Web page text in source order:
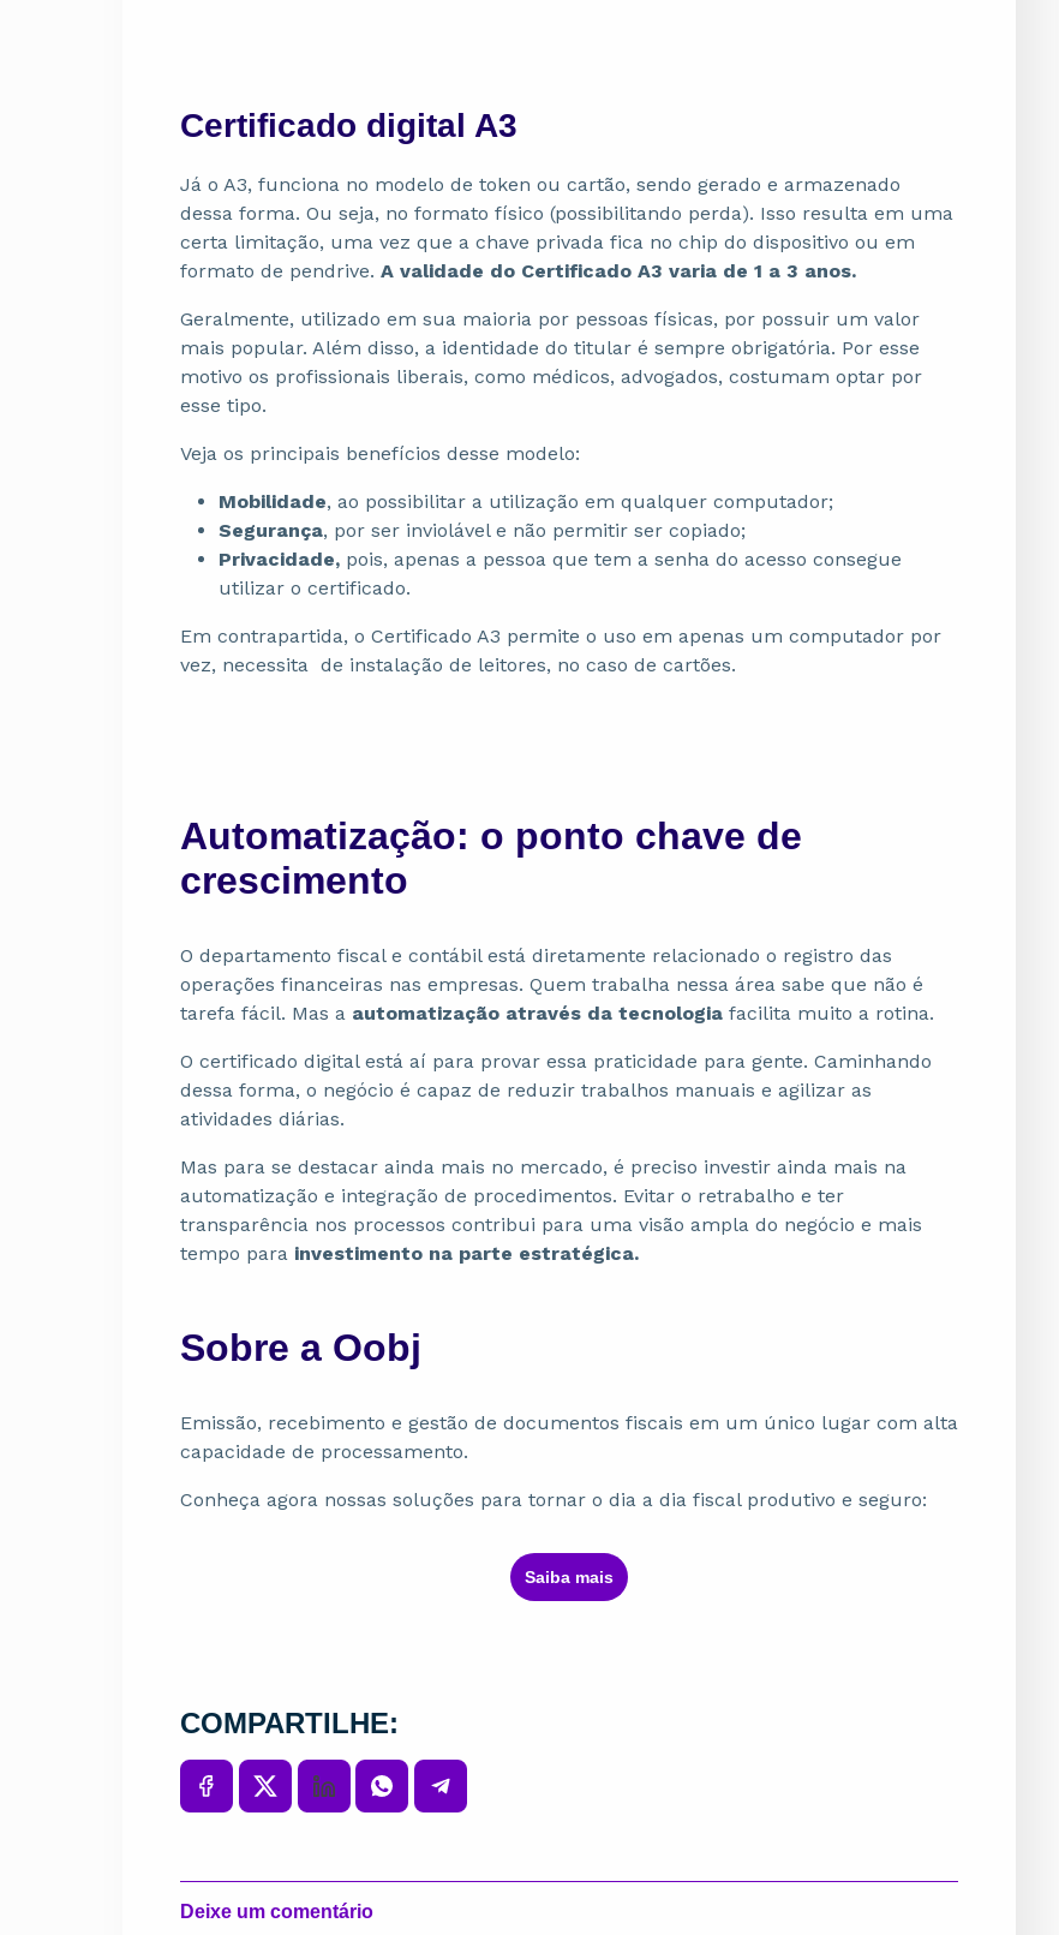
Certificado digital A3
Já o A3, funciona no modelo de token ou cartão, sendo gerado e armazenado
dessa forma. Ou seja, no formato físico (possibilitando perda). Isso resulta em uma
certa limitação, uma vez que a chave privada fica no chip do dispositivo ou em
formato de pendrive. A validade do Certificado A3 varia de 1 a 3 anos.
Geralmente, utilizado em sua maioria por pessoas físicas, por possuir um valor
mais popular. Além disso, a identidade do titular é sempre obrigatória. Por esse
motivo os profissionais liberais, como médicos, advogados, costumam optar por
esse tipo.
Veja os principais benefícios desse modelo:
Mobilidade, ao possibilitar a utilização em qualquer computador;
Segurança, por ser inviolável e não permitir ser copiado;
Privacidade, pois, apenas a pessoa que tem a senha do acesso consegue
utilizar o certificado.
Em contrapartida, o Certificado A3 permite o uso em apenas um computador por
vez, necessita de instalação de leitores, no caso de cartões.
Automatização: o ponto chave de
crescimento
O departamento fiscal e contábil está diretamente relacionado o registro das
operações financeiras nas empresas. Quem trabalha nessa área sabe que não é
tarefa fácil. Mas a automatização através da tecnologia facilita muito a rotina.
O certificado digital está aí para provar essa praticidade para gente. Caminhando
dessa forma, o negócio é capaz de reduzir trabalhos manuais e agilizar as
atividades diárias.
Mas para se destacar ainda mais no mercado, é preciso investir ainda mais na
automatização e integração de procedimentos. Evitar o retrabalho e ter
transparência nos processos contribui para uma visão ampla do negócio e mais
tempo para investimento na parte estratégica.
Sobre a Oobj
Emissão, recebimento e gestão de documentos fiscais em um único lugar com alta
capacidade de processamento.
Conheça agora nossas soluções para tornar o dia a dia fiscal produtivo e seguro:
ㅤSaiba maisㅤ
COMPARTILHE:
Deixe um comentário